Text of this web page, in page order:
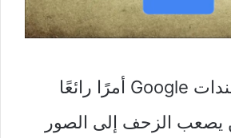
يُعد مُحرر مستندات Google أمرًا رائعًا
يصعب الزحف إلى الصور